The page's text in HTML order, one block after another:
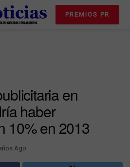
PREMIOS PR
en
haber
10% en 2013
Ago